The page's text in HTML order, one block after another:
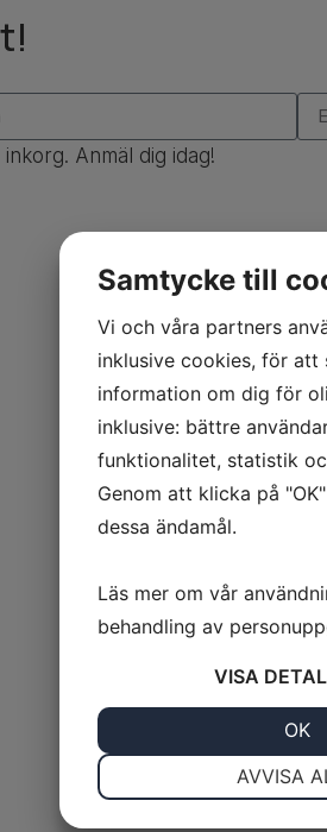
Anmäl dig idag!
Samtycke till
Vi och våra partners
inklusive cookies, för att
information om dig för
inklusive: bättre
funktionalitet, statistik
Genom att klicka på
dessa ändamål.
Läs mer om vår
behandling av
VISA
AVVISA
OK